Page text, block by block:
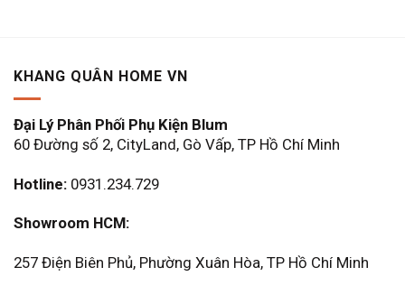
KHANG QUÂN HOME VN
Đại Lý Phân Phối Phụ Kiện Blum
60 Đường số 2, CityLand, Gò Vấp, TP Hồ Chí Minh
Hotline: 0931.234.729
Showroom HCM:
257 Điện Biên Phủ, Phường Xuân Hòa, TP Hồ Chí Minh